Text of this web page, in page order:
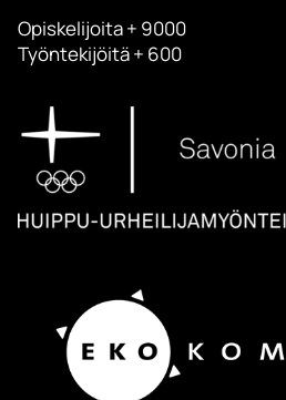
Opiskelijoita + 9000
Työntekijöitä + 600